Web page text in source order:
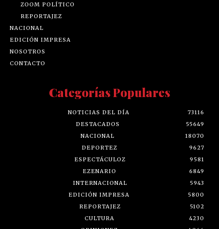
ZOOM POLÍTICO
REPORTAJEZ
NACIONAL
EDICIÓN IMPRESA
NOSOTROS
CONTACTO
Categorías Populares
NOTICIAS DEL DÍA
73116
DESTACADOS
55649
NACIONAL
18070
DEPORTEZ
9627
ESPECTÁCULOZ
9581
EZENARIO
6849
INTERNACIONAL
5943
EDICIÓN IMPRESA
5800
REPORTAJEZ
5102
CULTURA
4230